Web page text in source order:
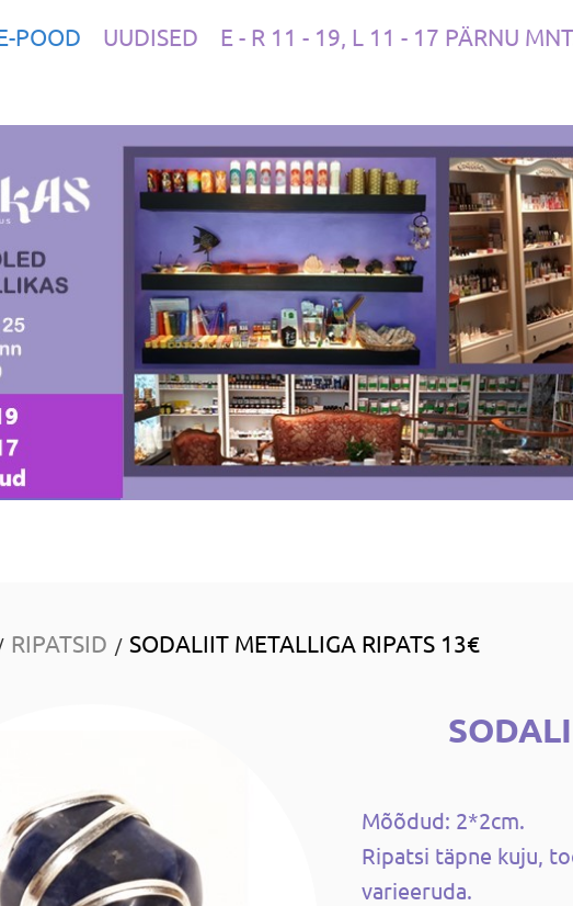
POOD UUDISED E - R 11 - 19, L 11 - 17 PÄRNU
RIPATSID / SODALIIT METALLIGA RIPATS 13€
Mõõdud: 2*2cm.
Ripatsi täpne kuju,
varieeruda.